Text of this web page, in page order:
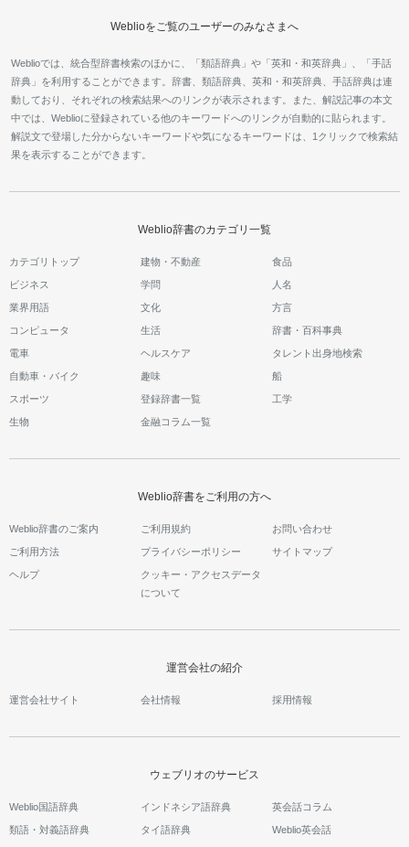
Weblioをご覧のユーザーのみなさまへ
Weblioでは、統合型辞書検索のほかに、「類語辞典」や「英和・和英辞典」、「手話
辞典」を利用することができます。辞書、類語辞典、英和・和英辞典、手話辞典は連
動しており、それぞれの検索結果へのリンクが表示されます。また、解説記事の本文
中では、Weblioに登録されている他のキーワードへのリンクが自動的に貼られます。
解説文で登場した分からないキーワードや気になるキーワードは、1クリックで検索結
果を表示することができます。
Weblio辞書のカテゴリ一覧
カテゴリトップ 建物・不動産 食品
ビジネス 学問 人名
業界用語 文化 方言
コンピュータ 生活 辞書・百科事典
電車 ヘルスケア タレント出身地検索
自動車・バイク 趣味 船
スポーツ 登録辞書一覧 工学
生物 金融コラム一覧
Weblio辞書をご利用の方へ
Weblio辞書のご案内 ご利用規約 お問い合わせ
ご利用方法 プライバシーポリシー サイトマップ
ヘルプ
クッキー・アクセスデータ
について
運営会社の紹介
運営会社サイト 会社情報 採用情報
ウェブリオのサービス
Weblio国語辞典
類語・対義語辞典
インドネシア語辞典
タイ語辞典
英会話コラム
Weblio英会話